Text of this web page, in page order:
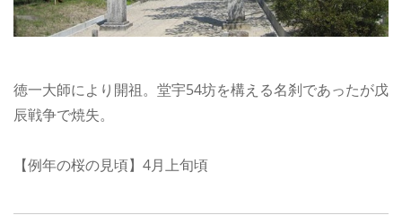
徳一大師により開祖。堂宇54坊を構える名刹であったが戊
辰戦争で焼失。
【例年の桜の見頃】4月上旬頃